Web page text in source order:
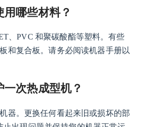
哪些材料？
、PVC 和聚碳酸酯等塑料。有些
和复合板。请务必阅读机器手册以
次热成型机？
器。更换任何看起来旧或损坏的部